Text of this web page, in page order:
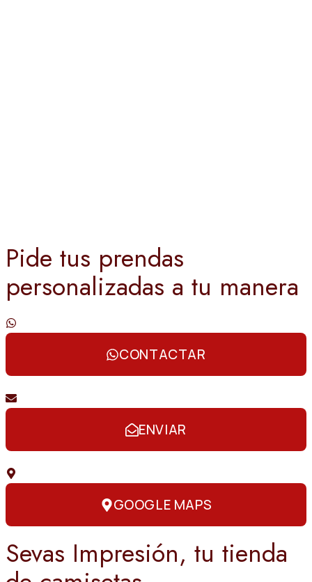
Pide tus prendas
personalizadas a tu manera
CONTACTAR
ENVIAR
GOOGLE MAPS
Sevas Impresión, tu tienda